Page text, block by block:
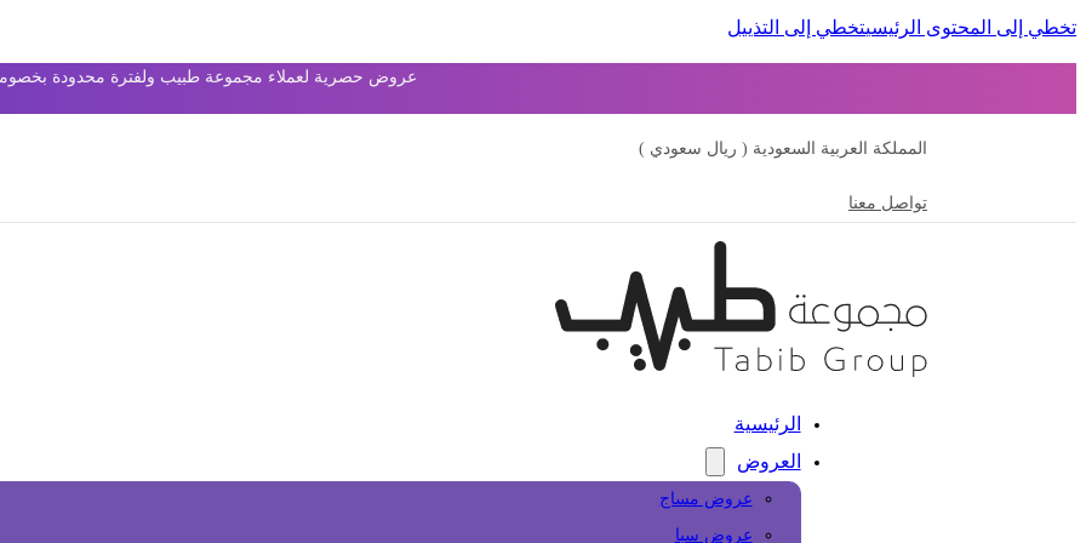
تخطي إلى المحتوى الرئيسيتخطي إلى التذييل
عروض حصرية لعملاء مجموعة طبيب ولفترة محدودة بخصومات
المملكة العربية السعودية ( ريال سعودي )
تواصل معنا
الرئيسية
العروض
عروض مساج
عروض سبا